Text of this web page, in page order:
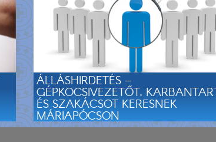
ÁLLÁSHIRDETÉS –
GÉPKOCSIVEZETŐT,
ÉS SZAKÁCSOT KERESNEK
MÁRIAPÓCSON